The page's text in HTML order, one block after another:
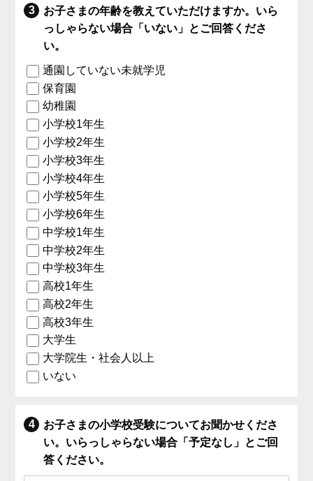
お子さまの年齢を教えていただけますか。いら
っしゃらない場合「いない」とご回答くださ
い。
通園していない未就学児
保育園
幼稚園
小学校1年生
小学校2年生
小学校3年生
小学校4年生
小学校5年生
小学校6年生
中学校1年生
中学校2年生
中学校3年生
高校1年生
高校2年生
高校3年生
大学生
大学院生・社会人以上
いない
お子さまの小学校受験についてお聞かせくださ
い。いらっしゃらない場合「予定なし」とご回
答ください。